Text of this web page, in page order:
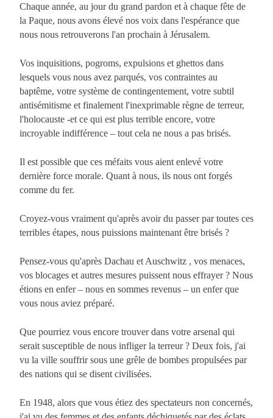
Chaque année, au jour du grand pardon et à chaque fête de
la Paque, nous avons élevé nos voix dans l'espérance que
nous nous retrouverons l'an prochain à Jérusalem.
Vos inquisitions, pogroms, expulsions et ghettos dans
lesquels vous nous avez parqués, vos contraintes au
baptême, votre système de contingentement, votre subtil
antisémitisme et finalement l'inexprimable règne de terreur,
l'holocauste -et ce qui est plus terrible encore, votre
incroyable indifférence – tout cela ne nous a pas brisés.
Il est possible que ces méfaits vous aient enlevé votre
dernière force morale. Quant à nous, ils nous ont forgés
comme du fer.
Croyez-vous vraiment qu'après avoir du passer par toutes ces
terribles étapes, nous puissions maintenant être brisés ?
Pensez-vous qu'après Dachau et Auschwitz , vos menaces,
vos blocages et autres mesures puissent nous effrayer ? Nous
étions en enfer – nous en sommes revenus – un enfer que
vous nous aviez préparé.
Que pourriez vous encore trouver dans votre arsenal qui
serait susceptible de nous infliger la terreur ? Deux fois, j'ai
vu la ville souffrir sous une grêle de bombes propulsées par
des nations qui se disent civilisées.
En 1948, alors que vous étiez des spectateurs non concernés,